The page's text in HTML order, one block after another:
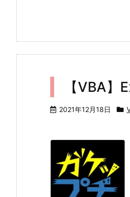
【VBA】
2021年12月18日